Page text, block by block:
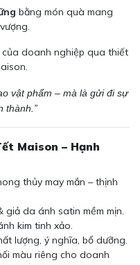
bằng món quà mang
của doanh nghiệp qua thiết
vật phẩm – mà là gửi đi sự
thành.”
Maison – Hạnh
thủy may mắn – thịnh
giả da ánh satin mềm mịn.
kim tinh xảo.
lượng, ý nghĩa, bổ dưỡng.
màu riêng cho doanh